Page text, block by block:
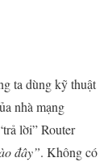
ta dùng kỹ thuật
nhà mạng
lời” Router
đây”. Không có